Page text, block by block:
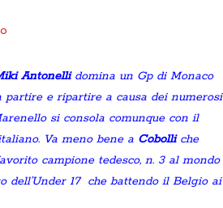
Antonellidomina un Gp di Monaco
partire e ripartire a causa dei numerosi
si consola comunque con il
Va meno bene a Cobolliche
campione tedesco, n. 3 al mondo
dell’Under 17 che battendo il Belgio ai